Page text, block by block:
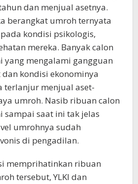
dan menjual asetnya.
berangkat umroh ternyata
kondisi psikologis,
mereka. Banyak calon
yang mengalami gangguan
kondisi ekonominya
terlanjur menjual aset-
umroh. Nasib ribuan calon
sampai saat ini tak jelas
umrohnya sudah
di pengadilan.
memprihatinkan ribuan
tersebut, YLKI dan